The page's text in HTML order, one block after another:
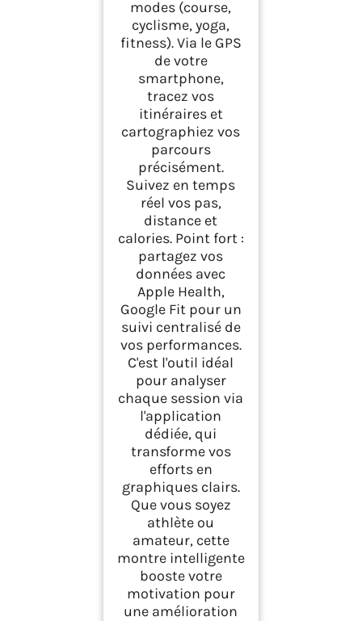
modes (course,
cyclisme, yoga,
fitness). Via le GPS
de votre
smartphone,
tracez vos
itinéraires et
cartographiez vos
parcours
précisément.
Suivez en temps
réel vos pas,
distance et
calories. Point fort :
partagez vos
données avec
Apple Health,
Google Fit pour un
suivi centralisé de
vos performances.
C'est l'outil idéal
pour analyser
chaque session via
l'application
dédiée, qui
transforme vos
efforts en
graphiques clairs.
Que vous soyez
athlète ou
amateur, cette
montre intelligente
booste votre
motivation pour
une amélioration